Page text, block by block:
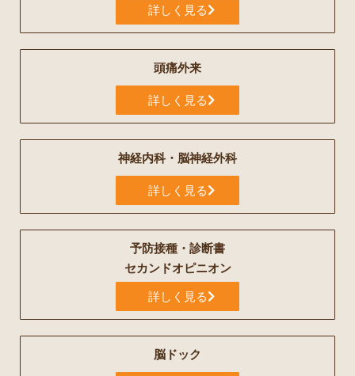
詳しく見る
頭痛外来
詳しく見る
神経内科・脳神経外科
詳しく見る
予防接種・診断書
セカンドオピニオン
詳しく見る
脳ドック